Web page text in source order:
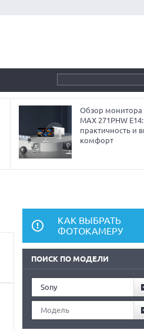
Обзор монитора
MAX 271PHW E14:
практичность и
комфорт
КАК ВЫБРАТЬ
ФОТОКАМЕРУ
ПОИСК ПО МОДЕЛИ
Sony
Модель